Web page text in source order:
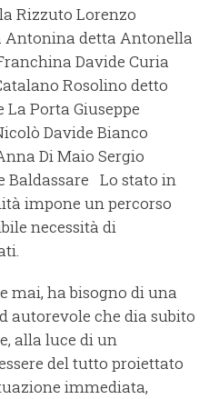
Rizzuto Lorenzo
detta Antonella
Davide Curia
Rosolino detto
La Porta Giuseppe
Davide Bianco
Di Maio Sergio
Baldassare Lo stato in
impone un percorso
necessità di
mai, ha bisogno di una
autorevole che dia subito
alla luce di un
del tutto proiettato
immediata,